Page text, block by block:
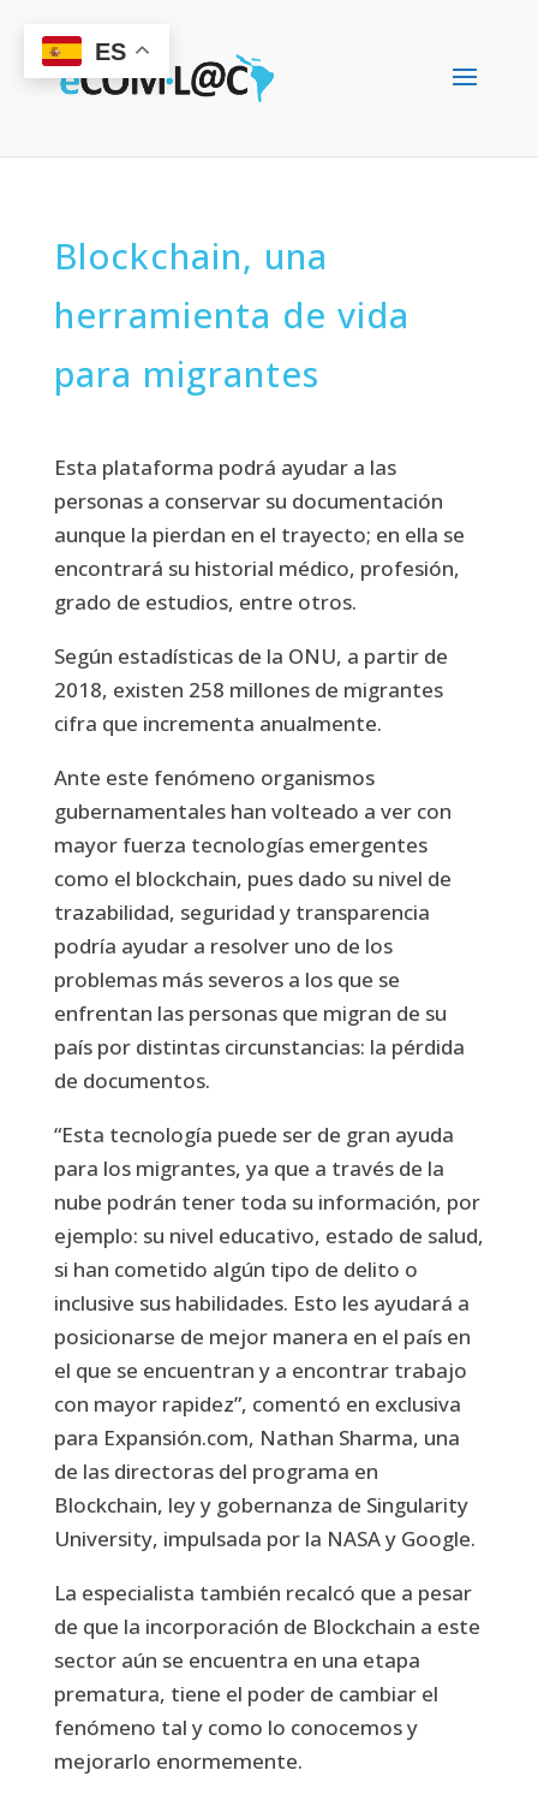
Blockchain, una
herramienta de vida
para migrantes
Esta plataforma podrá ayudar a las
personas a conservar su documentación
aunque la pierdan en el trayecto; en ella se
encontrará su historial médico, profesión,
grado de estudios, entre otros.
Según estadísticas de la ONU, a partir de
2018, existen 258 millones de migrantes
cifra que incrementa anualmente.
Ante este fenómeno organismos
gubernamentales han volteado a ver con
mayor fuerza tecnologías emergentes
como el blockchain, pues dado su nivel de
trazabilidad, seguridad y transparencia
podría ayudar a resolver uno de los
problemas más severos a los que se
enfrentan las personas que migran de su
país por distintas circunstancias: la pérdida
de documentos.
“Esta tecnología puede ser de gran ayuda
para los migrantes, ya que a través de la
nube podrán tener toda su información, por
ejemplo: su nivel educativo, estado de salud,
si han cometido algún tipo de delito o
inclusive sus habilidades. Esto les ayudará a
posicionarse de mejor manera en el país en
el que se encuentran y a encontrar trabajo
con mayor rapidez”, comentó en exclusiva
para Expansión.com, Nathan Sharma, una
de las directoras del programa en
Blockchain, ley y gobernanza de Singularity
University, impulsada por la NASA y Google.
La especialista también recalcó que a pesar
de que la incorporación de Blockchain a este
sector aún se encuentra en una etapa
prematura, tiene el poder de cambiar el
fenómeno tal y como lo conocemos y
mejorarlo enormemente.
ES